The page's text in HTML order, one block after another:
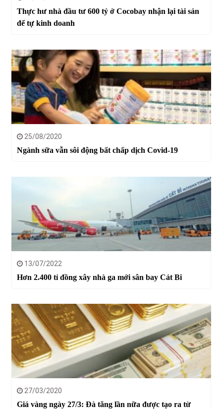
Thực hư nhà đầu tư 600 tỷ ở Cocobay nhận lại tài sản
để tự kinh doanh
25/08/2020
Ngành sữa vẫn sôi động bất chấp dịch Covid-19
13/07/2022
Hơn 2.400 tỉ đồng xây nhà ga mới sân bay Cát Bi
27/03/2020
Giá vàng ngày 27/3: Đà tăng lần nữa được tạo ra từ